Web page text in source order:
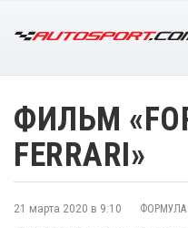
ФИЛЬМ
FERRARI»
21 марта 2020 в 9:10 ФОРМУЛА